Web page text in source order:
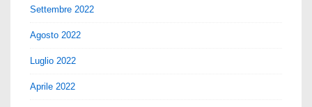
Settembre 2022
Agosto 2022
Luglio 2022
Aprile 2022